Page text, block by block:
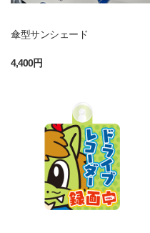
傘型サンシェード
4,400円